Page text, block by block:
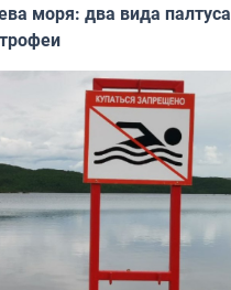
моря: два вида палтуса